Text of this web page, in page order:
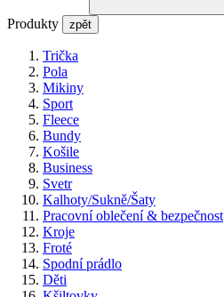
Produkty zpět
Trička
Pola
Mikiny
Sport
Fleece
Bundy
Košile
Business
Svetr
Kalhoty/Sukně/Šaty
Pracovní oblečení & bezpečnost
Kroje
Froté
Spodní prádlo
Děti